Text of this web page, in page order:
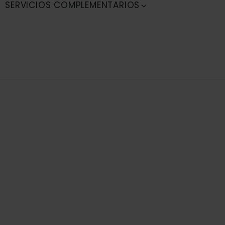
SERVICIOS COMPLEMENTARIOS